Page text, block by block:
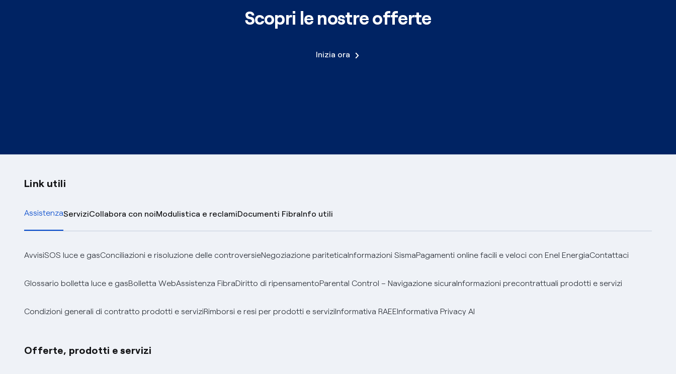
Scopri le nostre offerte
Inizia ora
Link utili
AssistenzaServiziCollabora con noiModulistica e reclamiDocumenti FibraInfo utili
AvvisiSOS luce e gasConciliazioni e risoluzione delle controversieNegoziazione pariteticaInformazioni SismaPagamenti online facili e veloci con Enel EnergiaContattaci
Glossario bolletta luce e gasBolletta WebAssistenza FibraDiritto di ripensamentoParental Control – Navigazione sicuraInformazioni precontrattuali prodotti e servizi
Condizioni generali di contratto prodotti e serviziRimborsi e resi per prodotti e serviziInformativa RAEEInformativa Privacy AI
Offerte, prodotti e servizi